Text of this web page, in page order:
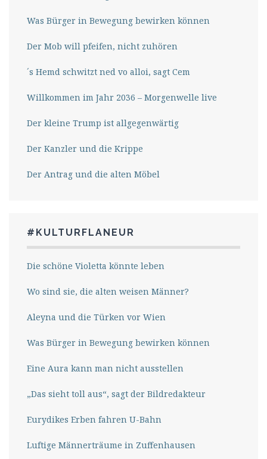
Was Bürger in Bewegung bewirken können
Der Mob will pfeifen, nicht zuhören
´s Hemd schwitzt ned vo alloi, sagt Cem
Willkommen im Jahr 2036 – Morgenwelle live
Der kleine Trump ist allgegenwärtig
Der Kanzler und die Krippe
Der Antrag und die alten Möbel
#KULTURFLANEUR
Die schöne Violetta könnte leben
Wo sind sie, die alten weisen Männer?
Aleyna und die Türken vor Wien
Was Bürger in Bewegung bewirken können
Eine Aura kann man nicht ausstellen
„Das sieht toll aus“, sagt der Bildredakteur
Eurydikes Erben fahren U-Bahn
Luftige Männerträume in Zuffenhausen